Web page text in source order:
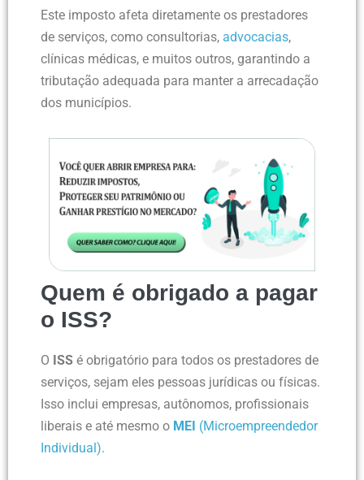
Este imposto afeta diretamente os prestadores
de serviços, como consultorias, advocacias,
clínicas médicas, e muitos outros, garantindo a
tributação adequada para manter a arrecadação
dos municípios.
Quem é obrigado a pagar
o ISS?
O ISS é obrigatório para todos os prestadores de
serviços, sejam eles pessoas jurídicas ou físicas.
Isso inclui empresas, autônomos, profissionais
liberais e até mesmo o MEI (Microempreendedor
Individual).